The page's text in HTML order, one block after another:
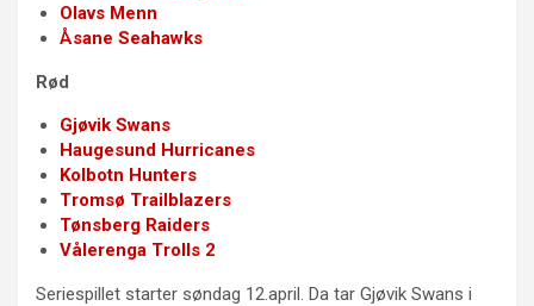
Olavs Menn
Åsane Seahawks
Rød
Gjøvik Swans
Haugesund Hurricanes
Kolbotn Hunters
Tromsø Trailblazers
Tønsberg Raiders
Vålerenga Trolls 2
Seriespillet starter søndag 12.april. Da tar Gjøvik Swans i